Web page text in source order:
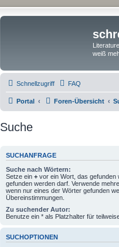
weiß
Schnellzugriff FAQ
Portal Foren-Übersicht
Suche
SUCHANFRAGE
Suche nach Wörtern:
Setze ein + vor ein Wort, das gefunden
gefunden werden darf. Verwende
wenn nur eines der Wörter gefunden
Übereinstimmungen.
Zu suchender Autor:
Benutze ein * als Platzhalter für
SUCHOPTIONEN